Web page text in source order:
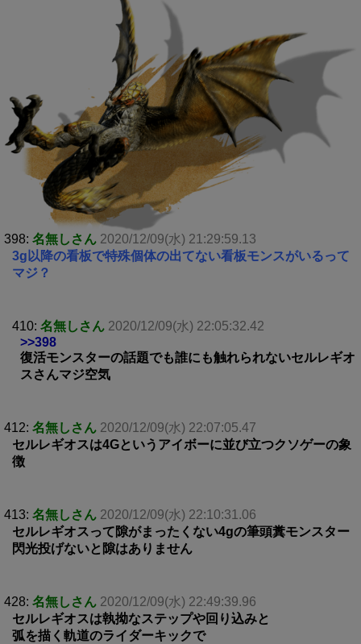
398: 名無しさん 2020/12/09(水) 21:29:59.13
3g以降の看板で特殊個体の出てない看板モンスがいるって
マジ？
410: 名無しさん 2020/12/09(水) 22:05:32.42
>>398
復活モンスターの話題でも誰にも触れられないセルレギオ
スさんマジ空気
412: 名無しさん 2020/12/09(水) 22:07:05.47
セルレギオスは4Gというアイボーに並び立つクソゲーの象
徴
413: 名無しさん 2020/12/09(水) 22:10:31.06
セルレギオスって隙がまったくない4gの筆頭糞モンスター
閃光投げないと隙はありません
428: 名無しさん 2020/12/09(水) 22:49:39.96
セルレギオスは執拗なステップや回り込みと
弧を描く軌道のライダーキックで